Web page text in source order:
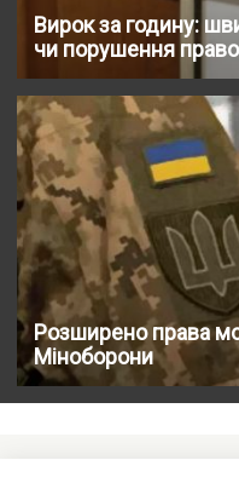
Вирок за годину:
чи порушення
Розширено права
Міноборони